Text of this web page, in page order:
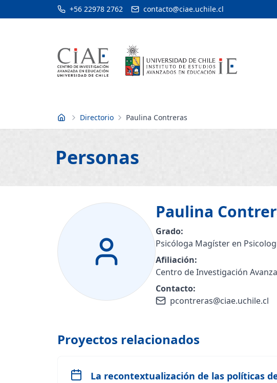
+56 22978 2762 contacto@ciae.uchile.cl
Inicio Directorio Paulina Contreras
Personas
Paulina
Grado:
Psicóloga Magíster en
Afiliación:
Centro de Investigación
Contacto:
pcontreras@ciae.uchile.cl
Proyectos relacionados
La recontextualización de las políticas